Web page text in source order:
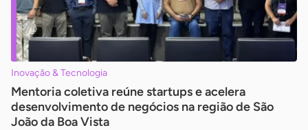
Inovação & Tecnologia
Mentoria coletiva reúne startups e acelera
desenvolvimento de negócios na região de São
João da Boa Vista